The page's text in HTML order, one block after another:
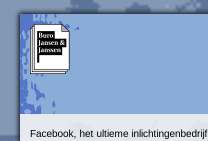
Facebook, het ultieme inlichtingenbedrijf